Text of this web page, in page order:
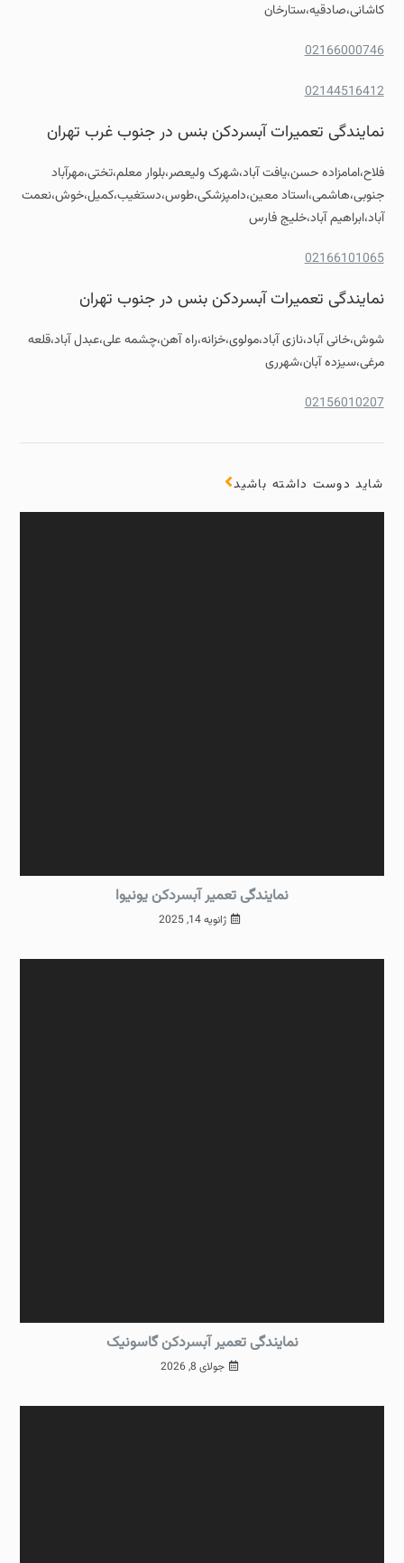
کاشانی،صادقیه،ستارخان
02166000746
02144516412
نمایندگی تعمیرات آبسردکن بنس در جنوب غرب تهران
فلاح،امامزاده حسن،یافت آباد،شهرک ولیعصر،بلوار معلم،تختی،مهرآباد
جنوبی،هاشمی،استاد معین،دامپزشکی،طوس،دستغیب،کمیل،خوش،نعمت
آباد،ابراهیم آباد،خلیج فارس
02166101065
نمایندگی تعمیرات آبسردکن بنس در جنوب تهران
شوش،خانی آباد،نازی آباد،مولوی،خزانه،راه آهن،چشمه علی،عبدل آباد،قلعه
مرغی،سیزده آبان،شهرری
02156010207
شاید دوست داشته باشید
نمایندگی تعمیر آبسردکن یونیوا
ژانویه 14, 2025
نمایندگی تعمیر آبسردکن گاسونیک
جولای 8, 2026